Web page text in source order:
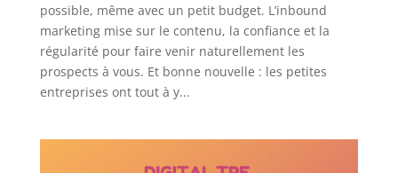
possible, même avec un petit budget. L’inbound
marketing mise sur le contenu, la confiance et la
régularité pour faire venir naturellement les
prospects à vous. Et bonne nouvelle : les petites
entreprises ont tout à y...